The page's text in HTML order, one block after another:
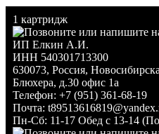
1 картридж
ИП Елкин А.И.
ИНН 540301713300
630073, Россия,
Блюхера, д.30 офис 1а
Телефон: +7 (951) 361-68-19
Почта:
Пн-Сб: 11-17 Обед с 13-14